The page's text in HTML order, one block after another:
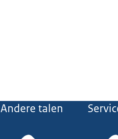
Andere talen